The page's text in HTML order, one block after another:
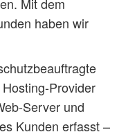
haben wir
Provider
Server und
Kunden erfasst –